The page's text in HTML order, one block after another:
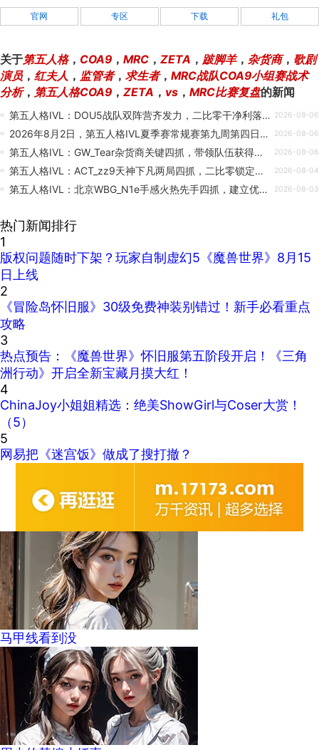
官网 专区 下载 礼包
关于第五人格， COA9 ， MRC ， ZETA ， 跛脚羊， 杂货商， 歌剧
演员， 红夫人 ， 监管者， 求生者， MRC战队COA9小组赛战术
分析， 第五人格COA9 ， ZETA ， vs ， MRC比赛复盘的新闻
第五人格IVL：DOU5战队双阵营齐发力，二比零干净利落终结比赛！ 2026-08-06
2026年8月2日，第五人格IVL夏季赛常规赛第九周第四日的比赛结束，在当天的比赛中，GR以2胜0平 2026-08-06
第五人格IVL：GW_Tear杂货商关键四抓，带领队伍获得胜利！ 2026-08-06
第五人格IVL：ACT_zz9天神下凡两局四抓，二比零锁定胜局！ 2026-08-04
第五人格IVL：北京WBG_N1e手感火热先手四抓，建立优势取得胜利！ 2026-08-03
热门新闻排行
1
版权问题随时下架？玩家自制虚幻5《魔兽世界》8月15
日上线
2
《冒险岛怀旧服》30级免费神装别错过！新手必看重点
攻略
3
热点预告：《魔兽世界》怀旧服第五阶段开启！《三角
洲行动》开启全新宝藏月摸大红！
4
ChinaJoy小姐姐精选：绝美ShowGirl与Coser大赏！
（5）
5
网易把《迷宫饭》做成了搜打撤？
马甲线看到没